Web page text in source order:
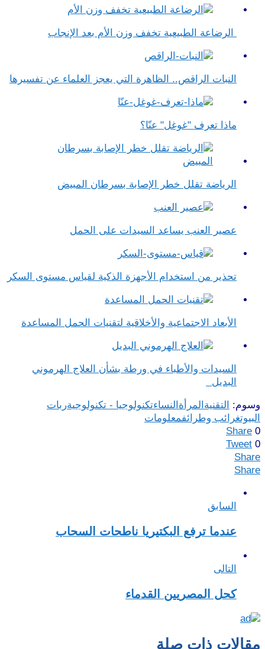
الرضاعة الطبيعية تخفف وزن الأم بعد الإنجاب
النبات الراقص.. الظاهرة التي يعجز العلماء عن تفسيرها
ماذا تعرف "غوغل" عنّا؟
الرياضة تقلل خطر الإصابة بسرطان المبيض
عصير العنب يساعد السيدات على الحمل
تحذير من استخدام الأجهزة الذكية لقياس مستوى السكر
الأبعاد الاجتماعية والأخلاقية لتقنيات الحمل المساعدة
السيدات والأطباء في ورطة بشأن العلاج الهرموني
البديل
وسوم: التقنية المرأة النساءتكنولوجيا - تكنولوجيةربات
البيوتغرائب وطرائفمعلومات
Share 0
Tweet 0
Share
Share
السابق
عندما ترفع البكتيريا ناطحات السحاب
التالى
كحل المصريين القدماء
مقالات ذات صلة